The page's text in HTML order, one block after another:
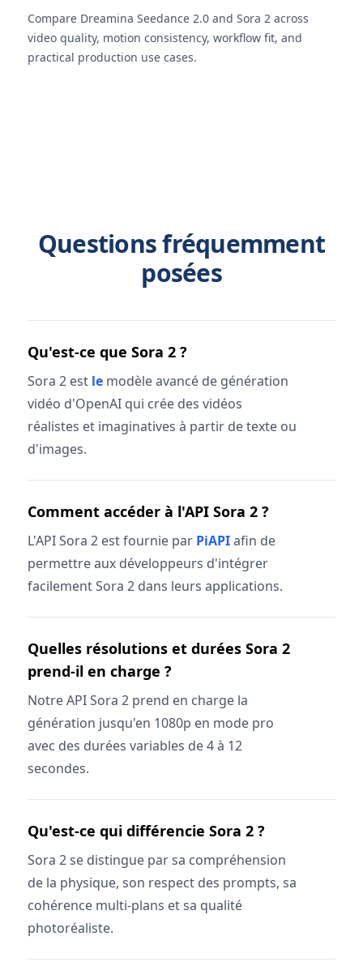
Compare Dreamina Seedance 2.0 and Sora 2 across
video quality, motion consistency, workflow fit, and
practical production use cases.
Questions fréquemment
posées
Qu'est-ce que Sora 2 ?
Sora 2 est le modèle avancé de génération
vidéo d'OpenAI qui crée des vidéos
réalistes et imaginatives à partir de texte ou
d'images.
Comment accéder à l'API Sora 2 ?
L'API Sora 2 est fournie par PiAPIafin de
permettre aux développeurs d'intégrer
facilement Sora 2 dans leurs applications.
Quelles résolutions et durées Sora 2
prend-il en charge ?
Notre API Sora 2 prend en charge la
génération jusqu'en 1080p en mode pro
avec des durées variables de 4 à 12
secondes.
Qu'est-ce qui différencie Sora 2 ?
Sora 2 se distingue par sa compréhension
de la physique, son respect des prompts, sa
cohérence multi-plans et sa qualité
photoréaliste.